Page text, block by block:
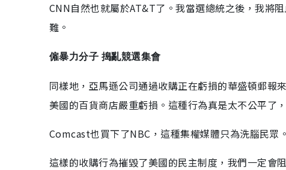
CNN自然也就屬於AT&T了。我當選總統之後，我將
難。
僱暴力分子 搗亂競選集會
同樣地，亞馬遜公司通過收購正在虧損的華盛頓郵報
美國的百貨商店嚴重虧損。這種行為真是太不公平了
Comcast也買下了NBC，這種集權媒體只為洗腦民眾。
這樣的收購行為摧毀了美國的民主制度，我們一定會